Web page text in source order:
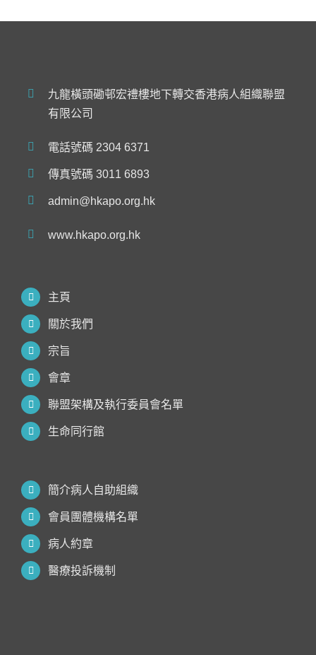
九龍橫頭磡邨宏禮樓地下轉交香港病人組織聯盟
有限公司
電話號碼 2304 6371
傳真號碼 3011 6893
admin@hkapo.org.hk
www.hkapo.org.hk
主頁
關於我們
宗旨
會章
聯盟架構及執行委員會名單
生命同行館
簡介病人自助組織
會員團體機構名單
病人約章
醫療投訴機制